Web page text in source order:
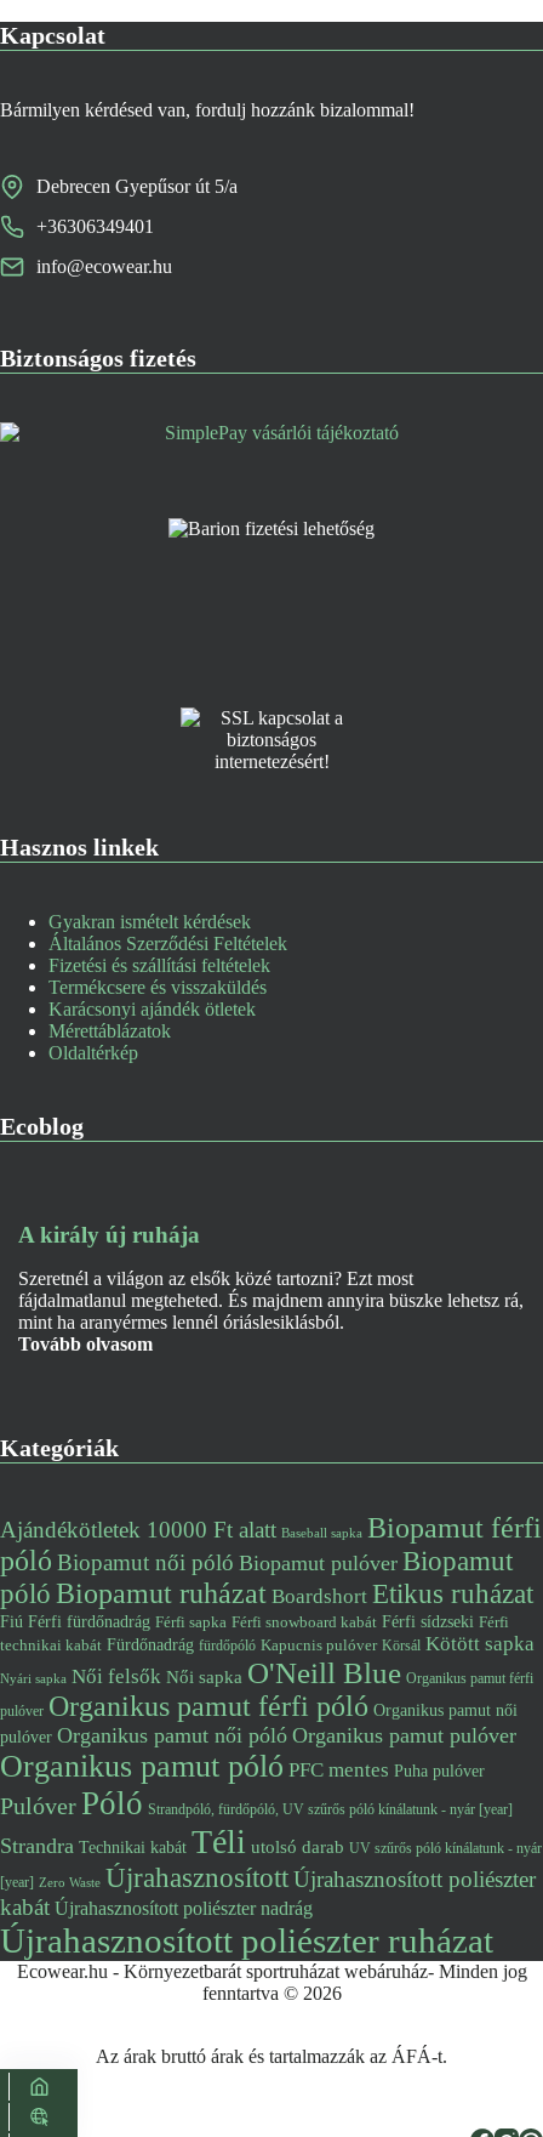
Kapcsolat
Bármilyen kérdésed van, fordulj hozzánk bizalommal!
Debrecen Gyepűsor út 5/a
+36306349401
info@ecowear.hu
Biztonságos fizetés
Hasznos linkek
Gyakran ismételt kérdések
Általános Szerződési Feltételek
Fizetési és szállítási feltételek
Termékcsere és visszaküldés
Karácsonyi ajándék ötletek
Mérettáblázatok
Oldaltérkép
Ecoblog
A király új ruhája
Szeretnél a világon az elsők közé tartozni? Ezt most
fájdalmatlanul megteheted. És majdnem annyira büszke lehetsz rá,
mint ha aranyérmes lennél óriáslesiklásból.
Tovább olvasom
Kategóriák
Ajándékötletek 10000 Ft alatt Baseball sapka Biopamut férfi
póló Biopamut női póló Biopamut pulóver Biopamut
pólóBiopamut ruházat Boardshort Etikus ruházat
Fiú Férfi fürdőnadrág Férfi sapka Férfi snowboard kabát Férfi sídzseki Férfi
technikai kabát Fürdőnadrág fürdőpóló Kapucnis pulóver Körsál Kötött sapka
Nyári sapka Női felsők Női sapka O'Neill Blue Organikus pamut férfi
pulóver Organikus pamut férfi póló Organikus pamut női
pulóver Organikus pamut női póló Organikus pamut pulóver
Organikus pamut póló PFC mentes Puha pulóver
PulóverPóló Strandpóló, fürdőpóló, UV szűrős póló kínálatunk - nyár [year]
Strandra Technikai kabát Téli utolsó darab UV szűrős póló kínálatunk - nyár
[year] Zero Waste ÚjrahasznosítottÚjrahasznosított poliészter
kabát Újrahasznosított poliészter nadrág
Újrahasznosított poliészter ruházat
Ecowear.hu - Környezetbarát sportruházat webáruház- Minden jog
fenntartva © 2026
Az árak bruttó árak és tartalmazzák az ÁFÁ-t.